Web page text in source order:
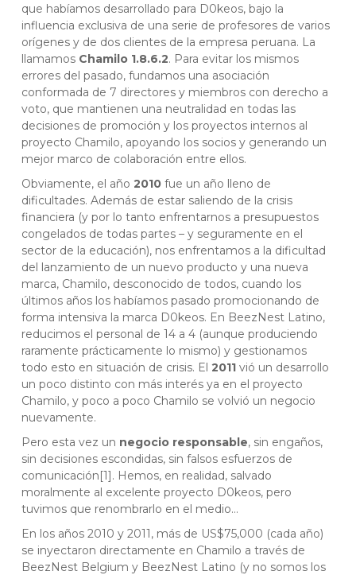
que habíamos desarrollado para D0keos, bajo la
influencia exclusiva de una serie de profesores de varios
orígenes y de dos clientes de la empresa peruana. La
llamamos Chamilo 1.8.6.2. Para evitar los mismos
errores del pasado, fundamos una asociación
conformada de 7 directores y miembros con derecho a
voto, que mantienen una neutralidad en todas las
decisiones de promoción y los proyectos internos al
proyecto Chamilo, apoyando los socios y generando un
mejor marco de colaboración entre ellos.
Obviamente, el año 2010 fue un año lleno de
dificultades. Además de estar saliendo de la crisis
financiera (y por lo tanto enfrentarnos a presupuestos
congelados de todas partes – y seguramente en el
sector de la educación), nos enfrentamos a la dificultad
del lanzamiento de un nuevo producto y una nueva
marca, Chamilo, desconocido de todos, cuando los
últimos años los habíamos pasado promocionando de
forma intensiva la marca D0keos. En BeezNest Latino,
reducimos el personal de 14 a 4 (aunque produciendo
raramente prácticamente lo mismo) y gestionamos
todo esto en situación de crisis. El 2011 vió un desarrollo
un poco distinto con más interés ya en el proyecto
Chamilo, y poco a poco Chamilo se volvió un negocio
nuevamente.
Pero esta vez un negocio responsable, sin engaños,
sin decisiones escondidas, sin falsos esfuerzos de
comunicación[1]. Hemos, en realidad, salvado
moralmente al excelente proyecto D0keos, pero
tuvimos que renombrarlo en el medio…
En los años 2010 y 2011, más de US$75,000 (cada año)
se inyectaron directamente en Chamilo a través de
BeezNest Belgium y BeezNest Latino (y no somos los